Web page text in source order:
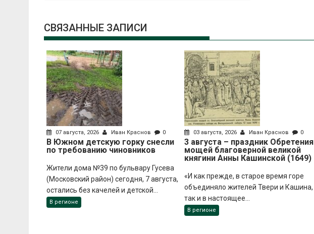
СВЯЗАННЫЕ ЗАПИСИ
07 августа, 2026 Иван Краснов 0
В Южном детскую горку снесли
по требованию чиновников
Жители дома №39 по бульвару Гусева
(Московский район) сегодня, 7 августа,
остались без качелей и детской...
В регионе
03 августа, 2026 Иван Краснов 0
3 августа – праздник Обретения
мощей благоверной великой
княгини Анны Кашинской (1649)
«И как прежде, в старое время горе
объединяло жителей Твери и Кашина,
так и в настоящее...
В регионе